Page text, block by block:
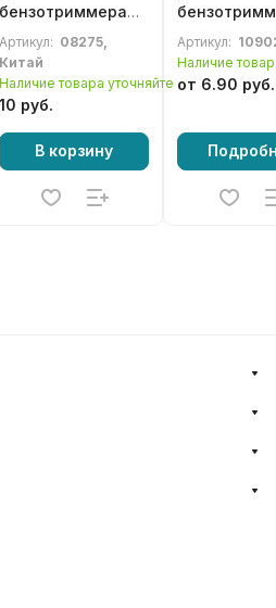
бензотриммера
(мотокосы) ECHO
GT22, SRM22,
TC210
Артикул: 08275,
Китай
Наличие товара уточняйте
10 руб.
В корзину
мотокосы
Mac Sparta
42, 44, 750,
Артикул:
Наличие
от 6.90 руб.